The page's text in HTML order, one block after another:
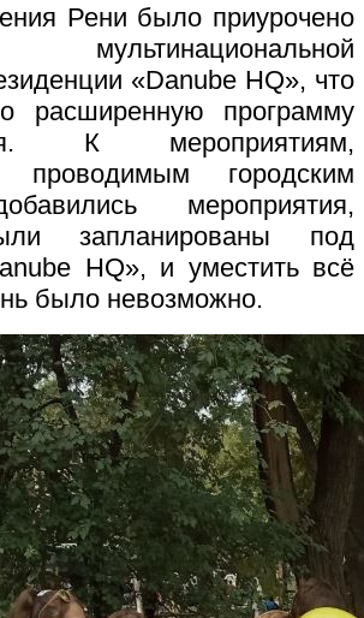
Рени было приурочено
«Danube HQ», что
расширенную программу
К мероприятиям,
проводимым городским
мероприятия,
запланированы под
HQ», и уместить всё
было невозможно.